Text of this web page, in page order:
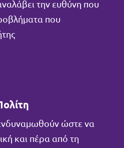
την ευθύνη που
που
ώστε να
και πέρα από τη